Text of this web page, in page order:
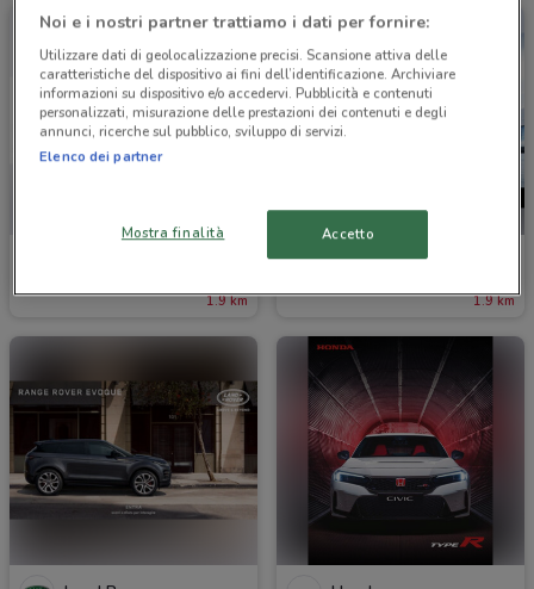
1.9 km
Mitsubishi
1.9 km
Noi e i nostri partner trattiamo i dati per fornire:
Utilizzare dati di geolocalizzazione precisi. Scansione attiva delle
caratteristiche del dispositivo ai fini dell’identificazione. Archiviare
informazioni su dispositivo e/o accedervi. Pubblicità e contenuti
personalizzati, misurazione delle prestazioni dei contenuti e degli
annunci, ricerche sul pubblico, sviluppo di servizi.
Elenco dei partner
Mostra finalità Accetto